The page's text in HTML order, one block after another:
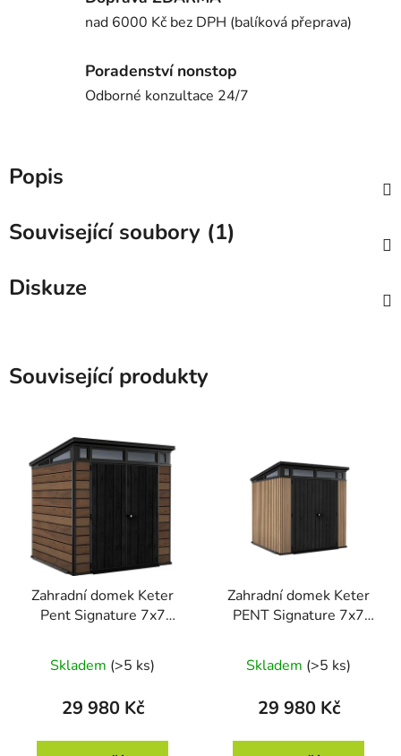
nad 6000 Kč bez DPH (balíková přeprava)
Poradenství nonstop
Odborné konzultace 24/7
Popis
Související soubory (1)
Diskuze
Související produkty
Zahradní domek Keter
Pent Signature 7x7
Skladem (>5 ks)
29 980 Kč
Zahradní domek Keter
PENT Signature 7x7
podlahou
Skladem (>5 ks)
29 980 Kč